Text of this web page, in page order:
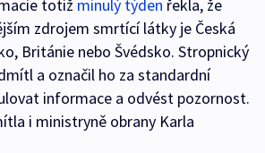
totiž minulý týden řekla, že
zdrojem smrtící látky je Česká
Británie nebo Švédsko. Stropnický
a označil ho za standardní
informace a odvést pozornost.
i ministryně obrany Karla